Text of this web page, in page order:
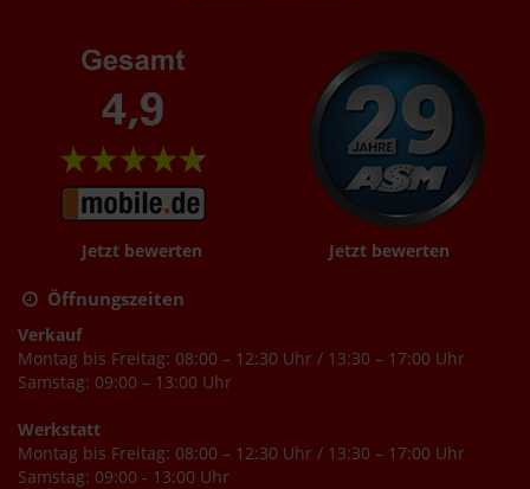
Jetzt bewerten Jetzt bewerten
Öffnungszeiten
Verkauf
Montag bis Freitag: 08:00 – 12:30 Uhr / 13:30 – 17:00 Uhr
Samstag: 09:00 – 13:00 Uhr
Werkstatt
Montag bis Freitag: 08:00 – 12:30 Uhr / 13:30 – 17:00 Uhr
Samstag: 09:00 - 13:00 Uhr